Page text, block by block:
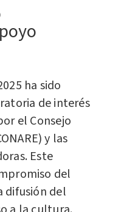
ha sido
de interés
el Consejo
y las
Este
del
difusión del